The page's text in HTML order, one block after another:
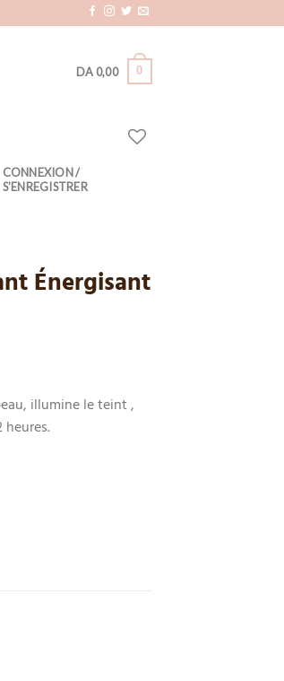
DA 0,00 0
CONNEXION /
S’ENREGISTRER
Énergisant
illumine le teint ,
Gras – 50 ml